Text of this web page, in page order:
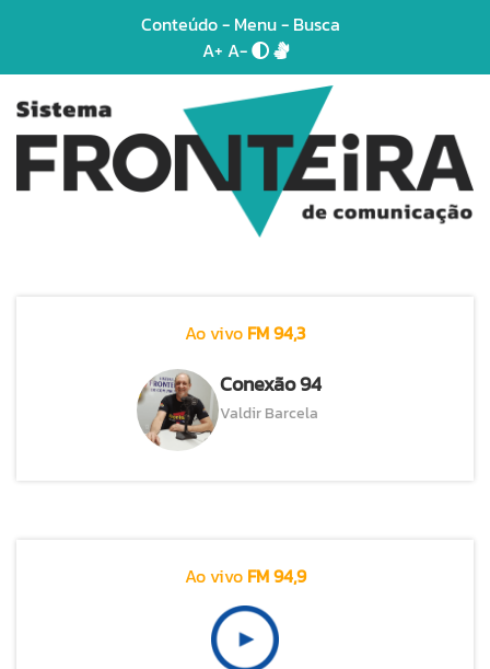
Conteúdo- Menu- Busca
A+ A-
Ao vivo FM 94,3
Conexão 94
Valdir Barcela
Ao vivo FM 94,9